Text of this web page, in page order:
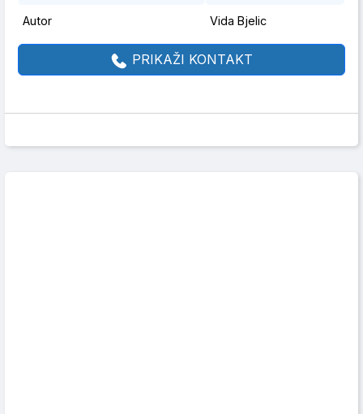
Autor Vida Bjelic
PRIKAŽI KONTAKT